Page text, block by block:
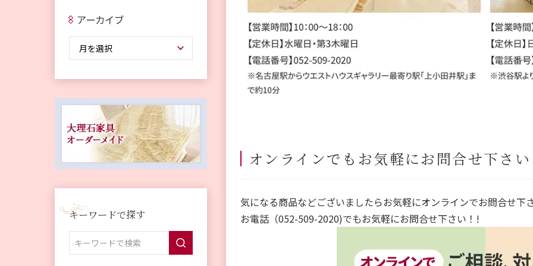
オンラインでもお気軽にお問合せ下さい
気になる商品などございましたらお気軽にオンラインでお問合せ下
お電話（052-509-2020)でもお気軽にお問合せ下さい！!
アーカイブ
キーワードで探す